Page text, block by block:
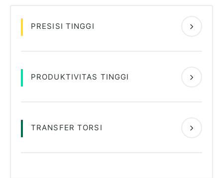
PRESISI TINGGI
PRODUKTIVITAS TINGGI
TRANSFER TORSI